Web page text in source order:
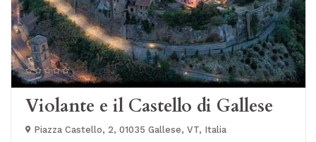
Violante e il Castello di Gallese
Piazza Castello, 2, 01035 Gallese, VT, Italia